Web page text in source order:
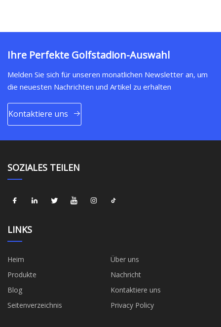
Ihre Perfekte Golfstadion-Auswahl
Melden Sie sich für unseren monatlichen Newsletter an, um
die neuesten Nachrichten und Artikel zu erhalten
Kontaktiere uns
SOZIALES TEILEN
LINKS
Heim
Über uns
Produkte
Nachricht
Blog
Kontaktiere uns
Seitenverzeichnis
Privacy Policy